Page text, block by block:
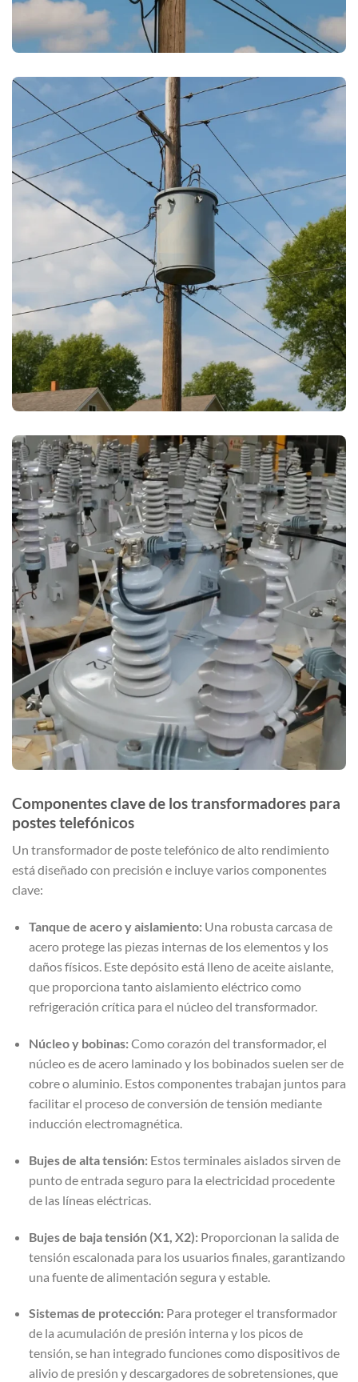
Componentes clave de los transformadores para
postes telefónicos
Un transformador de poste telefónico de alto rendimiento
está diseñado con precisión e incluye varios componentes
clave:
Tanque de acero y aislamiento:Una robusta carcasa de
acero protege las piezas internas de los elementos y los
daños físicos. Este depósito está lleno de aceite aislante,
que proporciona tanto aislamiento eléctrico como
refrigeración crítica para el núcleo del transformador.
Núcleo y bobinas:Como corazón del transformador, el
núcleo es de acero laminado y los bobinados suelen ser de
cobre o aluminio. Estos componentes trabajan juntos para
facilitar el proceso de conversión de tensión mediante
inducción electromagnética.
Bujes de alta tensión:Estos terminales aislados sirven de
punto de entrada seguro para la electricidad procedente
de las líneas eléctricas.
Bujes de baja tensión (X1, X2):Proporcionan la salida de
tensión escalonada para los usuarios finales, garantizando
una fuente de alimentación segura y estable.
Sistemas de protección:Para proteger el transformador
de la acumulación de presión interna y los picos de
tensión, se han integrado funciones como dispositivos de
alivio de presión y descargadores de sobretensiones, que